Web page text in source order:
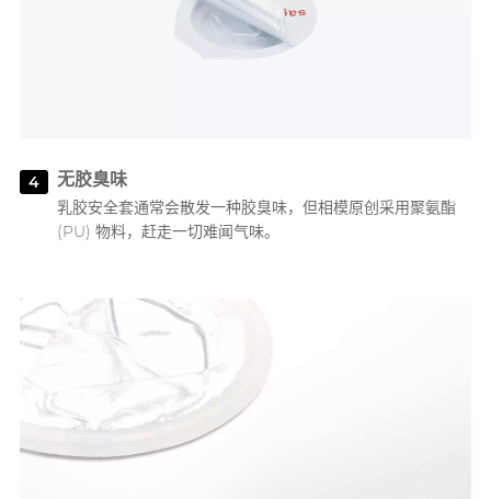
4 无胶臭味
乳胶安全套通常会散发一种胶臭味，但相模原创采用聚氨酯
(PU) 物料，赶走一切难闻气味。